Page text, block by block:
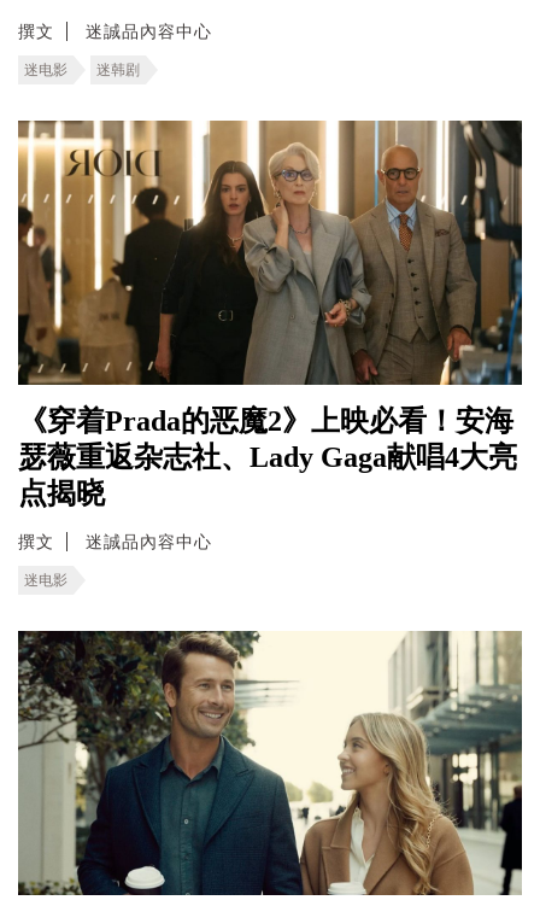
撰文 迷誠品內容中心
迷电影 迷韩剧
《穿着Prada的恶魔2》上映必看！安海
瑟薇重返杂志社、Lady Gaga献唱4大亮
点揭晓
撰文 迷誠品內容中心
迷电影